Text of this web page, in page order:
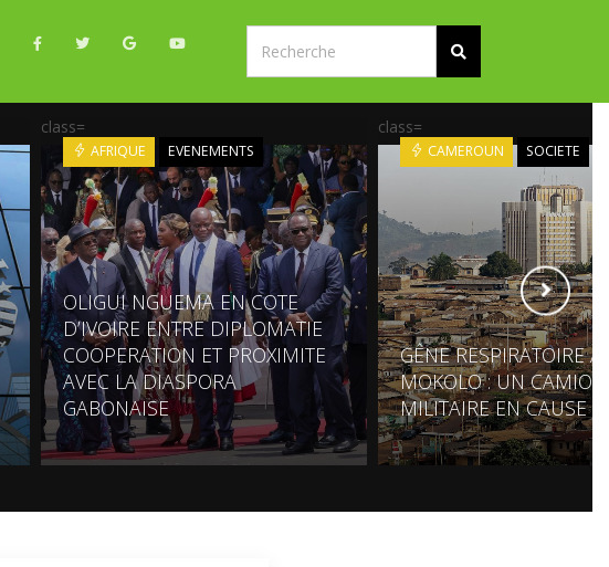
class=
AFRIQUE EVENEMENTS
OLIGUI NGUEMA EN COTE
D’IVOIRE ENTRE DIPLOMATIE
COOPERATION ET PROXIMITE
AVEC LA DIASPORA
GABONAISE
class=
CAMEROUN SOCIETE
GÊNE RESPIRATOIRE
MOKOLO : UN CAMION
MILITAIRE EN CAUSE